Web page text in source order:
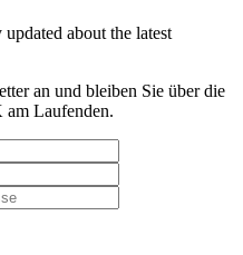
about the latest
an und bleiben Sie über die
am Laufenden.